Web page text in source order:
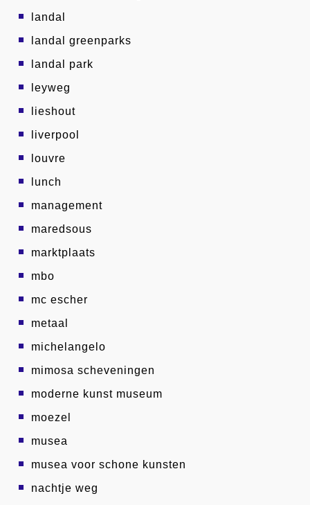
landal
landal greenparks
landal park
leyweg
lieshout
liverpool
louvre
lunch
management
maredsous
marktplaats
mbo
mc escher
metaal
michelangelo
mimosa scheveningen
moderne kunst museum
moezel
musea
musea voor schone kunsten
nachtje weg